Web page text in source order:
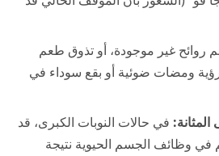
روائح غير موجودة، أو تذوق طعم
ومضات ضوئية أو بقع سوداء في
في حالات النوبات الكبرى، قد
في وظائف الجسم الحيوية نتيجة